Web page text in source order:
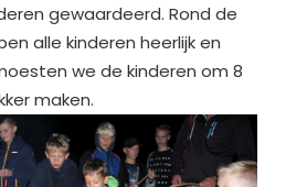
gewaardeerd. Rond de
alle kinderen heerlijk en
we de kinderen om 8
maken.